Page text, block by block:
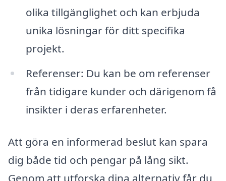
olika tillgänglighet och kan erbjuda
unika lösningar för ditt specifika
projekt.
Referenser: Du kan be om referenser
från tidigare kunder och därigenom få
insikter i deras erfarenheter.
Att göra en informerad beslut kan spara
dig både tid och pengar på lång sikt.
Genom att utforska dina alternativ får du